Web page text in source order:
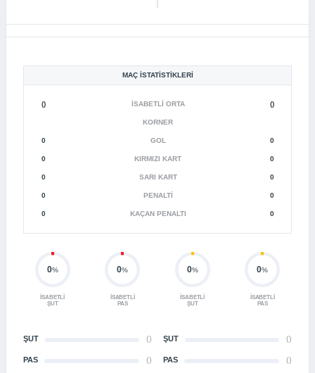
MAÇ İSTATISTIKLERI
() İSABETLI ORTA ()
KORNER
0 GOL 0
0 KIRMIZI KART 0
0 SARI KART 0
0 PENALTI 0
0 KAÇAN PENALTI 0
0%
İSABETLI
ŞUT
0%
İSABETLI
PAS
ŞUT ()
PAS ()
0%
İSABETLI
ŞUT
0%
İSABETLI
PAS
ŞUT ()
PAS ()